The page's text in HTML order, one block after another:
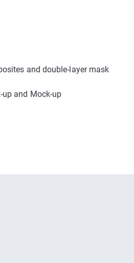
and double-layer mask
and Mock-up